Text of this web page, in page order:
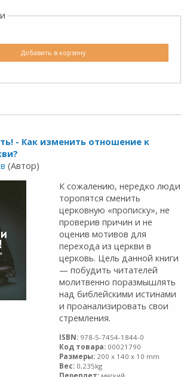
Добавить в корзину
- Как изменить отношение к
(Автор)
К сожалению, нередко люди
торопятся сменить
церковную «прописку», не
про­верив причин и не
оценив мотивов для
перехода из церкви в
церковь. Цель данной книги
— побудить читателей
молитвенно поразмышлять
над библейс­кими истинами
и проанализировать свои
стрем­ления.
ISBN: 978-5-7454-1844-0
Код товара: 00021790
Размеры: 200 x 140 x 10 mm
Вес: 0,235kg